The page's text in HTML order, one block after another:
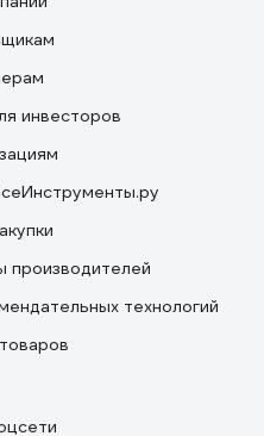
инвесторов
производителей
технологий